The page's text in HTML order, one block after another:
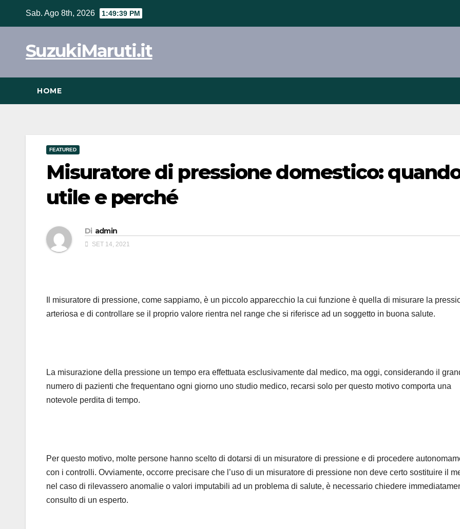
Sab. Ago 8th, 2026 1:49:39 PM
SuzukiMaruti.it
HOME
FEATURED
Misuratore di pressione domestico:
utile e perché
Di admin
SET 14, 2021
Il misuratore di pressione, come sappiamo, è un piccolo apparecchio la cui funzione è quella di misurare la
arteriosa e di controllare se il proprio valore rientra nel range che si riferisce ad un soggetto in buona salute.
La misurazione della pressione un tempo era effettuata esclusivamente dal medico, ma oggi, considerando il
numero di pazienti che frequentano ogni giorno uno studio medico, recarsi solo per questo motivo comporta una
notevole perdita di tempo.
Per questo motivo, molte persone hanno scelto di dotarsi di un misuratore di pressione e di procedere
con i controlli. Ovviamente, occorre precisare che l’uso di un misuratore di pressione non deve certo sostituire il
nel caso di rilevassero anomalie o valori imputabili ad un problema di salute, è necessario chiedere
consulto di un esperto.